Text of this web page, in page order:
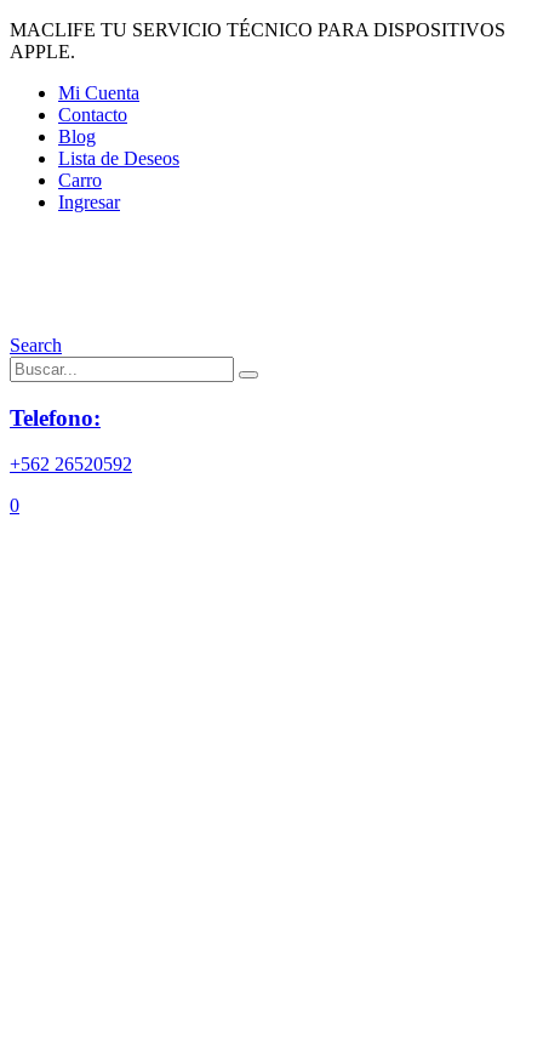
MACLIFE TU SERVICIO TÉCNICO PARA DISPOSITIVOS
APPLE.
Mi Cuenta
Contacto
Blog
Lista de Deseos
Carro
Ingresar
Search
Telefono:
+562 26520592
0